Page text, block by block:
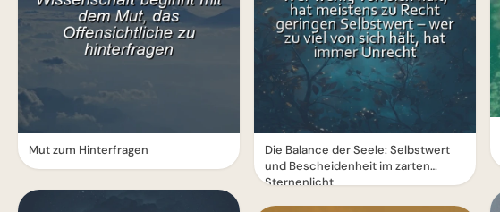
Mut zum Hinterfragen
Die Balance der Seele: Selbstwert
und Bescheidenheit im zarten
Sternenlicht